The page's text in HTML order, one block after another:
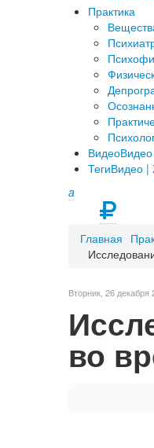
Практика
Видео
ТегиВидео |
a
Главная
Вторник, 26 декабря
во